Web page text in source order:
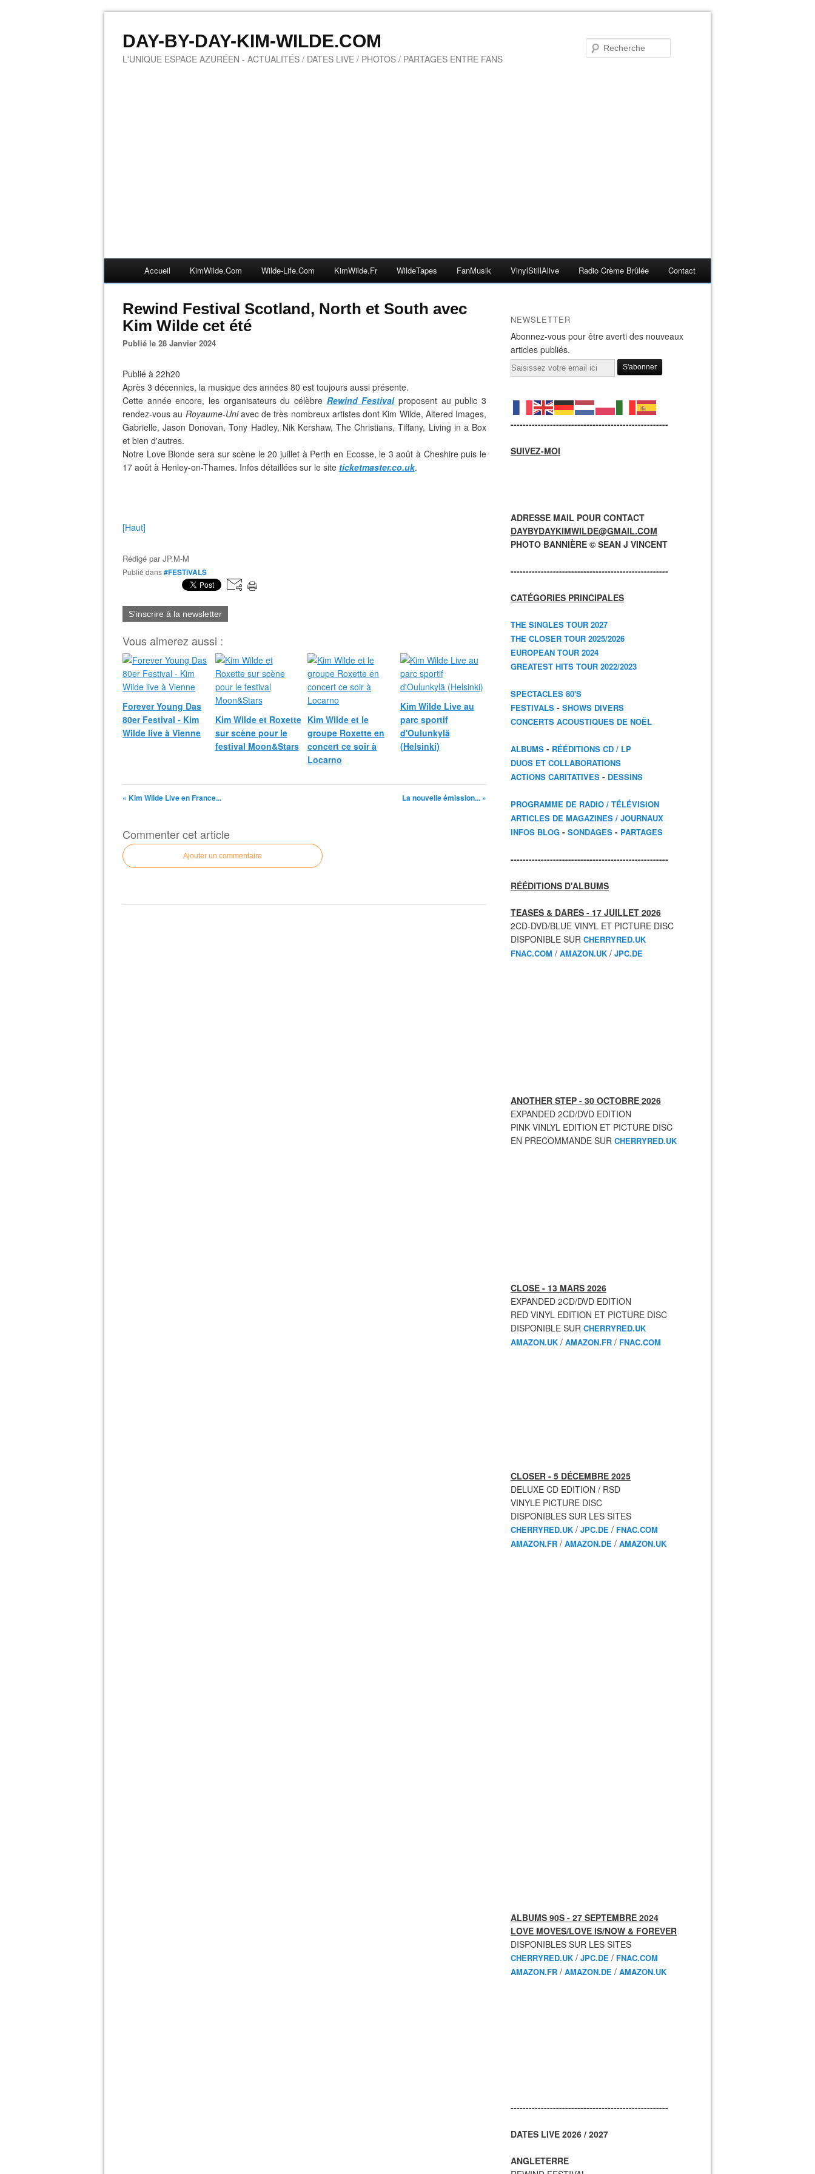
DAY-BY-DAY-KIM-WILDE.COM
L'UNIQUE ESPACE AZURÉEN - ACTUALITÉS / DATES LIVE / PHOTOS / PARTAGES ENTRE FANS
Accueil KimWilde.com Wilde-Life.com KimWilde.fr WildeTapes FanMusik VinylStillAlive Radio Crème Brûlée Contact
Rewind Festival Scotland, North et South avec
Kim Wilde cet été
Publié le 28 Janvier 2024
Publié à 22h20
Après 3 décennies, la musique des années 80 est toujours aussi présente.
Cette année encore, les organisateurs du célèbre Rewind Festivalproposent au public 3
rendez-vous au Royaume-Uniavec de très nombreux artistes dont Kim Wilde, Altered Images,
Gabrielle, Jason Donovan, Tony Hadley, Nik Kershaw, The Christians, Tiffany, Living in a Box
et bien d'autres.
Notre Love Blonde sera sur scène le 20 juillet à Perth en Ecosse, le 3 août à Cheshire puis le
17 août à Henley-on-Thames. Infos détaillées sur le site ticketmaster.co.uk.
[Haut]
Rédigé parJP.M-M
Publié dans#FESTIVALS
S'inscrire à la newsletter
Vous aimerez aussi :
Forever Young Das
80er Festival - Kim
Wilde live à Vienne
Kim Wilde et Roxette
sur scène pour le
festival Moon&Stars
Kim Wilde et le
groupe Roxette en
concert ce soir à
Locarno
Kim Wilde Live au
parc sportif
d'Oulunkylä
(Helsinki)
« Kim Wilde Live en France... La nouvelle émission... »
Commenter cet article
Ajouter un commentaire
NEWSLETTER
Abonnez-vous pour être averti des nouveaux
articles publiés.
Email
----------------------------------------------------
SUIVEZ-MOI
ADRESSE MAIL POUR CONTACT
DAYBYDAYKIMWILDE@GMAIL.COM
PHOTO BANNIÈRE © SEAN J VINCENT
----------------------------------------------------
CATÉGORIES PRINCIPALES
THE SINGLES TOUR 2027
THE CLOSER TOUR 2025/2026
EUROPEAN TOUR 2024
GREATEST HITS TOUR 2022/2023
SPECTACLES 80'S
FESTIVALS - SHOWS DIVERS
CONCERTS ACOUSTIQUES DE NOËL
ALBUMS - RÉÉDITIONS CD / LP
DUOS ET COLLABORATIONS
ACTIONS CARITATIVES - DESSINS
PROGRAMME DE RADIO / TÉLÉVISION
ARTICLES DE MAGAZINES / JOURNAUX
INFOS BLOG - SONDAGES - PARTAGES
----------------------------------------------------
RÉÉDITIONS D'ALBUMS
TEASES & DARES - 17 JUILLET 2026
2CD-DVD/BLUE VINYL ET PICTURE DISC
DISPONIBLE SUR CHERRYRED.UK
FNAC.COM / AMAZON.UK / JPC.DE
ANOTHER STEP - 30 OCTOBRE 2026
EXPANDED 2CD/DVD EDITION
PINK VINLYL EDITION ET PICTURE DISC
EN PRECOMMANDE SUR CHERRYRED.UK
CLOSE - 13 MARS 2026
EXPANDED 2CD/DVD EDITION
RED VINYL EDITION ET PICTURE DISC
DISPONIBLE SUR CHERRYRED.UK
AMAZON.UK / AMAZON.FR / FNAC.COM
CLOSER - 5 DÉCEMBRE 2025
DELUXE CD EDITION / RSD
VINYLE PICTURE DISC
DISPONIBLES SUR LES SITES
CHERRYRED.UK / JPC.DE / FNAC.COM
AMAZON.FR / AMAZON.DE / AMAZON.UK
ALBUMS 90S - 27 SEPTEMBRE 2024
LOVE MOVES/LOVE IS/NOW & FOREVER
DISPONIBLES SUR LES SITES
CHERRYRED.UK / JPC.DE / FNAC.COM
AMAZON.FR / AMAZON.DE / AMAZON.UK
----------------------------------------------------
DATES LIVE 2026 / 2027
ANGLETERRE